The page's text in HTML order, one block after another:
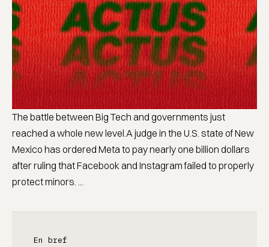
The battle between Big Tech and governments just
reached a whole new level.A judge in the U.S. state of New
Mexico has ordered Meta to pay nearly one billion dollars
after ruling that Facebook and Instagram failed to properly
protect minors. ...
En bref